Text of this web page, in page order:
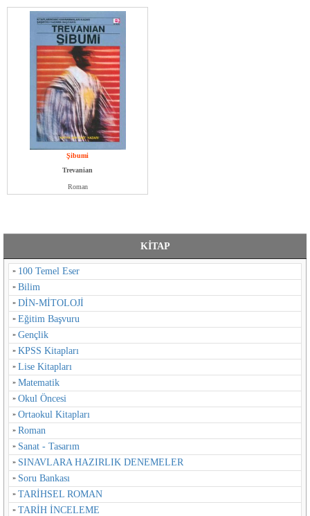
Şibumi
Trevanian
Roman
KİTAP
100 Temel Eser
Bilim
DİN-MİTOLOJİ
Eğitim Başvuru
Gençlik
KPSS Kitapları
Lise Kitapları
Matematik
Okul Öncesi
Ortaokul Kitapları
Roman
Sanat - Tasarım
SINAVLARA HAZIRLIK DENEMELER
Soru Bankası
TARİHSEL ROMAN
TARİH İNCELEME